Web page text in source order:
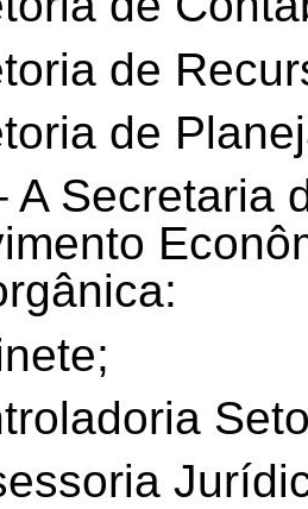
de
de
A Secretaria